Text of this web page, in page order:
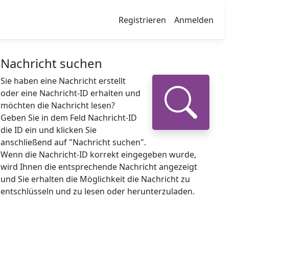
Registrieren Anmelden
Nachricht suchen
Sie haben eine Nachricht erstellt
oder eine Nachricht-ID erhalten und
möchten die Nachricht lesen?
Geben Sie in dem Feld Nachricht-ID
die ID ein und klicken Sie
anschließend auf "Nachricht suchen".
Wenn die Nachricht-ID korrekt eingegeben wurde,
wird Ihnen die entsprechende Nachricht angezeigt
und Sie erhalten die Möglichkeit die Nachricht zu
entschlüsseln und zu lesen oder herunterzuladen.